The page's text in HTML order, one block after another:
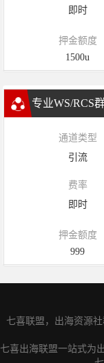
即时
押金额度
1500u
专业WS/RCS
通道类型
引流
费率
即时
押金额度
999
七喜联盟，出海资源社
七喜出海联盟一站式为